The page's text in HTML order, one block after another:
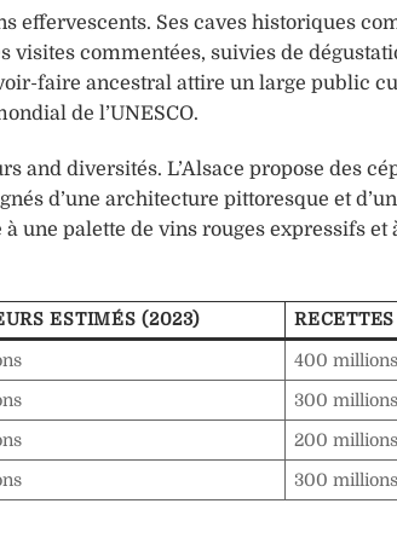
effervescents. Ses caves historiques
visites commentées, suivies de
faire ancestral attire un large public
de l’UNESCO.
and diversités. L’Alsace propose des
d’une architecture pittoresque et
une palette de vins rouges expressifs et
ESTIMÉS (2023)
400 millions
300 millions
200 millions
300 millions